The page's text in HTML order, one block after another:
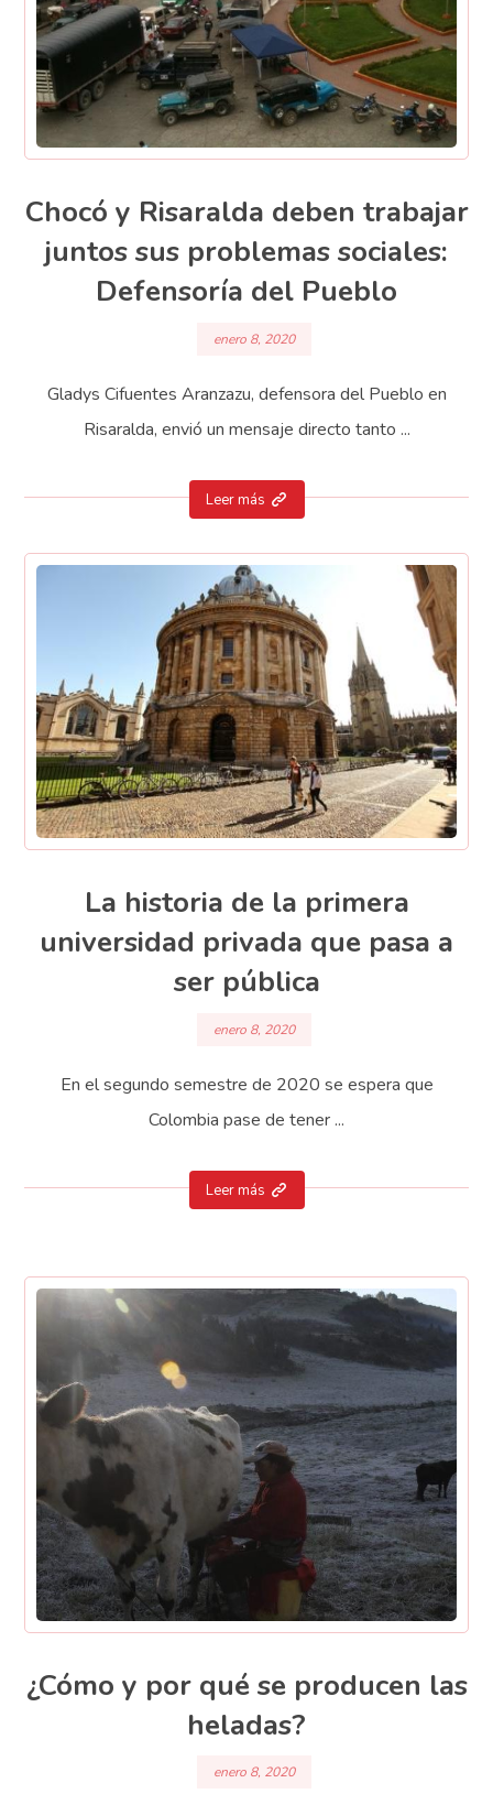
Chocó y Risaralda deben trabajar
juntos sus problemas sociales:
Defensoría del Pueblo
enero 8, 2020
Gladys Cifuentes Aranzazu, defensora del Pueblo en
Risaralda, envió un mensaje directo tanto ...
Leer más
La historia de la primera
universidad privada que pasa a
ser pública
enero 8, 2020
En el segundo semestre de 2020 se espera que
Colombia pase de tener ...
Leer más
¿Cómo y por qué se producen las
heladas?
enero 8, 2020